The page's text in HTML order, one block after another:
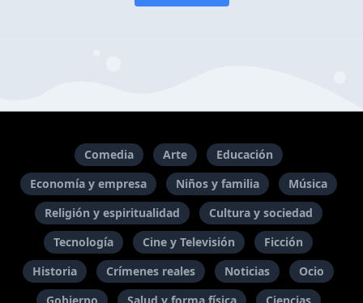
Comedia Arte
Educación
Economía y empresa
Niños y familia
Música
Religión y espiritualidad
Cultura y sociedad
Tecnología
Cine y Televisión
Ficción
Historia
Crímenes reales Noticias
Ocio